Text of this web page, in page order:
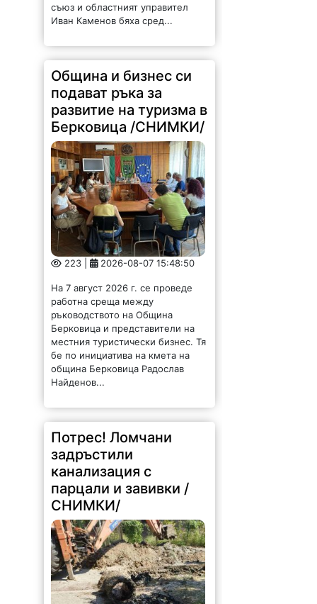
съюз и областният управител
Иван Каменов бяха сред...
Община и бизнес си
подават ръка за
развитие на туризма в
Берковица /СНИМКИ/
223 | 2026-08-07 15:48:50
На 7 август 2026 г. се проведе
работна среща между
ръководството на Община
Берковица и представители на
местния туристически бизнес. Тя
бе по инициатива на кмета на
община Берковица Радослав
Найденов...
Потрес! Ломчани
задръстили
канализация с
парцали и завивки /
СНИМКИ/